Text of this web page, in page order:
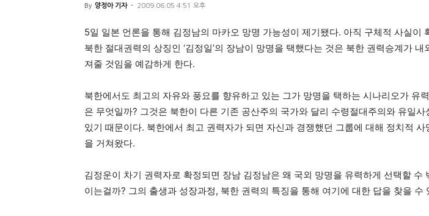
By 양정아 기자 - 2009.06.05 4:51 오후
5일 일본 언론을 통해 김정남의 마카오 망명 가능성이 제기됐다. 아직 구체적 사실이
북한 절대권력의 상징인 ‘김정일’의 장남이 망명을 택했다는 것은 북한 권력승계가 내
져줄 것임을 예감하게 한다.
북한에서도 최고의 자유와 풍요를 향유하고 있는 그가 망명을 택하는 시나리오가 유
은 무엇일까? 그것은 북한이 다른 기존 공산주의 국가와 달리 수령절대주의와 유일사
있기 때문이다. 북한에서 최고 권력자가 되면 자신과 경쟁했던 그룹에 대해 정치적 사
을 거쳐왔다.
김정운이 차기 권력자로 확정되면 장남 김정남은 왜 국외 망명을 유력하게 선택할 수
이는걸까? 그의 출생과 성장과정, 북한 권력의 특징을 통해 여기에 대한 답을 찾을 수